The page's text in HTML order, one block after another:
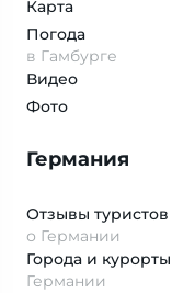
Карта
Погода
в Гамбурге
Видео
Фото
Германия
Отзывы туристов
о Германии
Города и курорты
Германии